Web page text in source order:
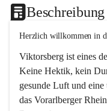
Beschreibung
Herzlich willkommen in
Viktorsberg ist eines
Keine Hektik, kein
gesunde Luft und eine
das Vorarlberger